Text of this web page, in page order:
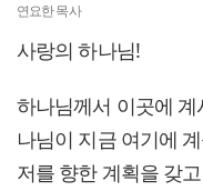
연요한 목사
사랑의 하나님!
하나님께서 이곳에
나님이 지금 여기에
저를 향한 계획을 갖